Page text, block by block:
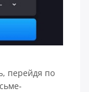
перейдя по